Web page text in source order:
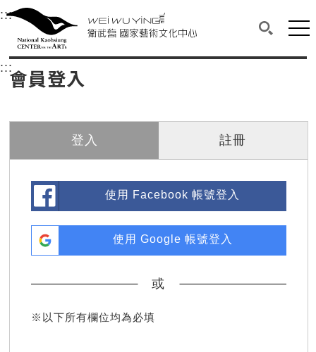
衛武營國家藝術文化中心
中央內容區塊，為本頁主要內容區。
:::選單連結區塊，此區塊列有本網站主要連結。
衛武營國家藝術文化中心
搜尋(開
網
::: 中央內容區塊，為本頁主要內容區。
會員登入
登入 註冊
使用 Facebook 帳號登入
使用 Google 帳號登入
或
※以下所有欄位均為必填